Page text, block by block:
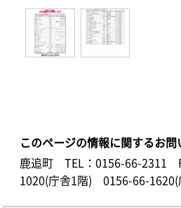
このページの情報に関するお
鹿追町
TEL：0156-66-2311
1020(庁舎1階) 0156-66-1620(